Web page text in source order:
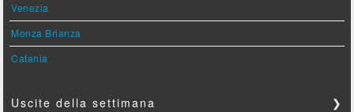
Venezia
Monza Brianza
Catania
Uscite della settimana ❯